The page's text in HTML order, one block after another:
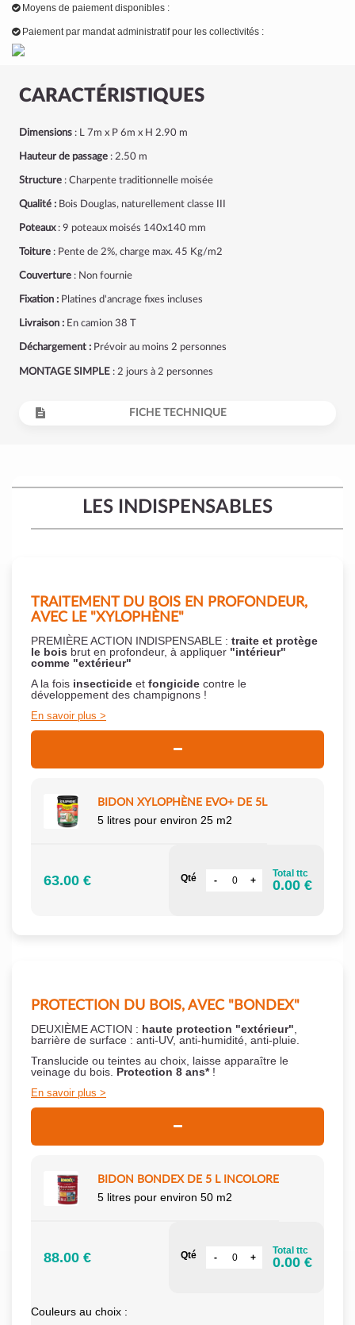
CARACTÉRISTIQUES
Dimensions : L 7m x P 6m x H 2.90 m
Hauteur de passage : 2.50 m
Structure : Charpente traditionnelle moisée
Qualité : Bois Douglas, naturellement classe III
Poteaux: 9 poteaux moisés 140x140 mm
Toiture : Pente de 2%, charge max. 45 Kg/m2
Couverture : Non fournie
Fixation : Platines d'ancrage fixes incluses
Livraison : En camion 38 T
Déchargement : Prévoir au moins 2 personnes
MONTAGE SIMPLE : 2 jours à 2 personnes
FICHE TECHNIQUE
Moyens de paiement disponibles :
Paiement par mandat administratif pour les collectivités :
LES INDISPENSABLES
TRAITEMENT DU BOIS EN PROFONDEUR,
AVEC LE "XYLOPHÈNE"
PREMIÈRE ACTION INDISPENSABLE : traite et protège
le bois brut en profondeur, à appliquer "intérieur"
comme "extérieur"
A la fois insecticide et fongicide contre le
développement des champignons !
En savoir plus
BIDON XYLOPHÈNE EVO+ DE 5L
5 litres pour environ 25 m2
63.00 € Qté Total ttc
0.00 €
PROTECTION DU BOIS, AVEC "BONDEX"
DEUXIÈME ACTION : haute protection "extérieur"
barrière de surface : anti-UV, anti-humidité, anti-pluie.
Translucide ou teintes au choix, laisse apparaître le
veinage du bois. Protection 8 ans*!
En savoir plus
BIDON BONDEX DE 5 L INCOLORE
5 litres pour environ 50 m2
88.00 € Qté Total ttc
0.00 €
Couleurs au choix :